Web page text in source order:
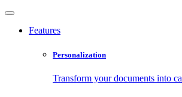
Features
Personalization
Transform your documents into